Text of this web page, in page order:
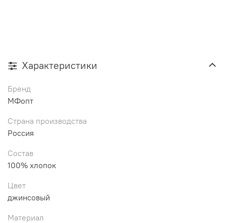
Характеристики
Бренд
МФопт
Страна производства
Россия
Состав
100% хлопок
Цвет
джинсовый
Материал